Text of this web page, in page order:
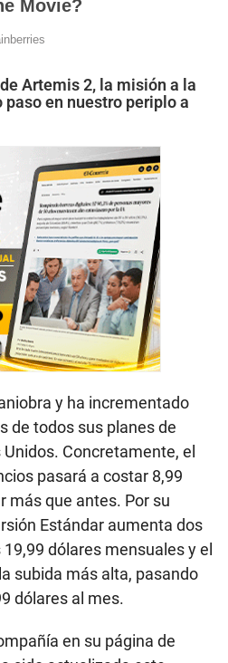
Artemis 2, la misión a la
paso en nuestro periplo a
y ha incrementado
de todos sus planes de
Concretamente, el
pasará a costar 8,99
más que antes. Por su
Estándar aumenta dos
dólares mensuales y el
subida más alta, pasando
dólares al mes.
en su página de